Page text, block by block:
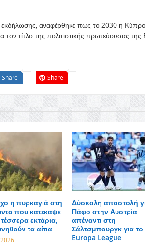
εκδήλωσης, αναφέρθηκε πως το 2030 η
τίτλο της πολιτιστικής πρωτεύουσας
Share Share
η πυρκαγιά στη
που κατέκαψε
εκτάρια,
τα αίτια
Δύσκολη αποστολή
Πάφο στην Αυστρία
απέναντι στη
Σάλτσμπουργκ για το
Europa League